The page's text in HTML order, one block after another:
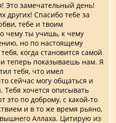
Это замечательный день!
других! Спасибо тебе за
тебе и твоим
чему ты учишь, к чему
но по настоящему
когда становится самой
теперь показываешь нам. Я
тебя, что имел
сейчас могу общаться и
Тебя хочется описывать
это по доброму, с какой-то
и в то же время рьяно,
Аллаха. Цитирую из